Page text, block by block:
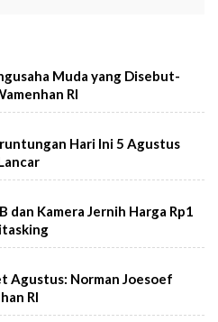
Muda yang Disebut-
RI
Hari Ini 5 Agustus
dan Kamera Jernih Harga Rp1
Agustus: Norman Joesoef
RI